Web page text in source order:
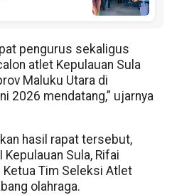
pengurus sekaligus
atlet Kepulauan Sula
Maluku Utara di
2026 mendatang,” ujarnya
hasil rapat tersebut,
Kepulauan Sula, Rifai
Tim Seleksi Atlet
olahraga.